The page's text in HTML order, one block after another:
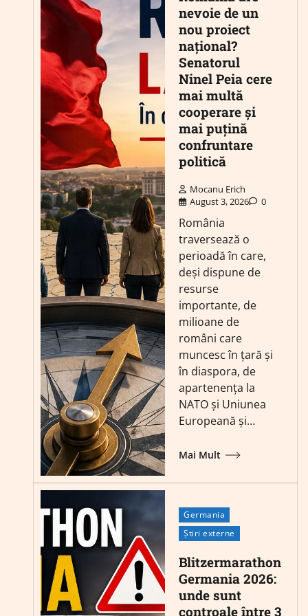
nevoie de un
nou proiect
național?
Senatorul
Ninel Peia cere
mai multă
cooperare și
mai puțină
confruntare
politică
Mocanu Erich
August 3, 2026
0
România
traversează o
perioadă în care,
deși dispune de
resurse
importante, de
milioane de
români care
muncesc în țară și
în diaspora, de
apartenența la
NATO și Uniunea
Europeană și…
Mai Mult
Germania
Știri externe
Blitzermarathon
Germania 2026:
unde sunt
controale între 3